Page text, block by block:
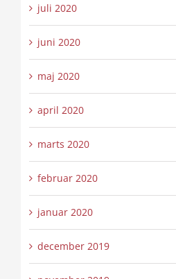
juli 2020
juni 2020
maj 2020
april 2020
marts 2020
februar 2020
januar 2020
december 2019